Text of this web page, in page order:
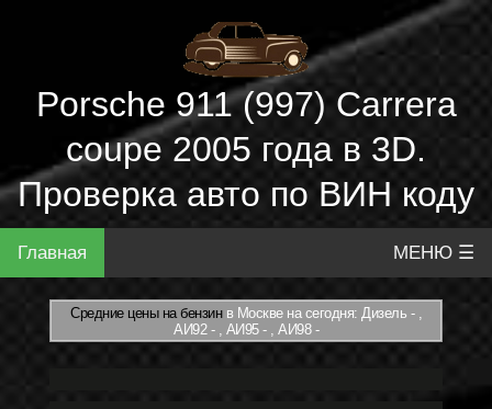
Porsche 911 (997) Carrera
coupe 2005 года в 3D.
Проверка авто по ВИН коду
Главная МЕНЮ ☰
Средние цены на бензинв Москве на сегодня: Дизель - ,
АИ92 - , АИ95 - , АИ98 -